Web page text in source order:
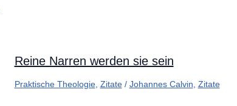
Reine Narren werden sie sein
Praktische Theologie, Zitate/ Johannes Calvin Zitate